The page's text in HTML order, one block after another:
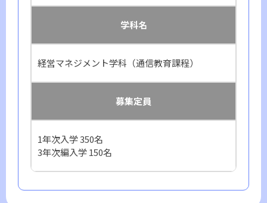
学科名
経営マネジメント学科（通信教育課程）
募集定員
1年次入学 350名
3年次編入学 150名